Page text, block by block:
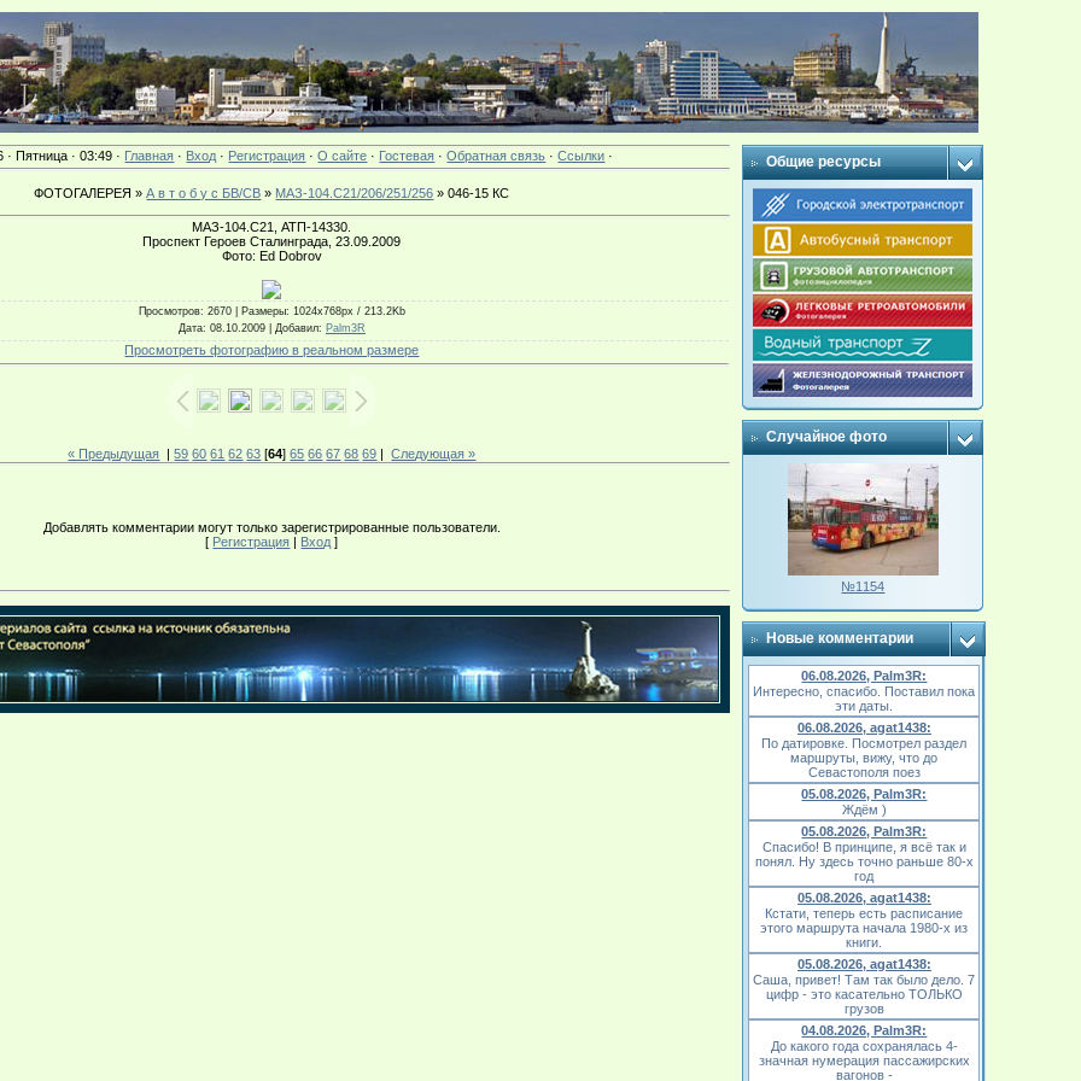
· Пятница · 03:49 · Главная · Вход · Регистрация ·О сайте · Гостевая ·Обратная связь ·Ссылки ·
ФОТОГАЛЕРЕЯ »А в т о б у с БВ/СВ » МАЗ-104.C21/206/251/256 » 046-15 КС
МАЗ-104.C21, АТП-14330.
Проспект Героев Сталинграда, 23.09.2009
Фото: Ed Dobrov
Просмотров: 2670 | Размеры: 1024x768px / 213.2Kb
Дата: 08.10.2009 | Добавил: Palm3R
Просмотреть фотографию в реальном размере
« Предыдущая |59 60 61 62 63 [64]65 66 67 68 69 |Следующая »
Добавлять комментарии могут только зарегистрированные пользователи.
[ Регистрация | Вход ]
Общие ресурсы
Случайное фото
№1154
Новые комментарии
06.08.2026, Palm3R:
Интересно, спасибо. Поставил пока
эти даты.
06.08.2026, agat1438:
По датировке. Посмотрел раздел
маршруты, вижу, что до
Севастополя поез
05.08.2026, Palm3R:
Ждём )
05.08.2026, Palm3R:
Спасибо! В принципе, я всё так и
понял. Ну здесь точно раньше 80-х
год
05.08.2026, agat1438:
Кстати, теперь есть расписание
этого маршрута начала 1980-х из
книги.
05.08.2026, agat1438:
Саша, привет! Там так было дело. 7
цифр - это касательно ТОЛЬКО
грузов
04.08.2026, Palm3R:
До какого года сохранялась 4-
значная нумерация пассажирских
вагонов -